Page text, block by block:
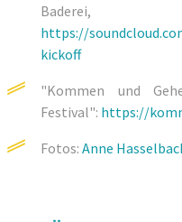
https://
kickoff
"Kommen und
Festival": https://
Fotos: Anne